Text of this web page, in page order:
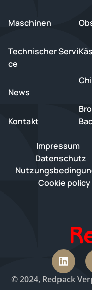
Maschinen
Technischer Servi
ce
News
Kontakt
Impressum
Datenschutz
Cookie policy
© 2024, Redpack